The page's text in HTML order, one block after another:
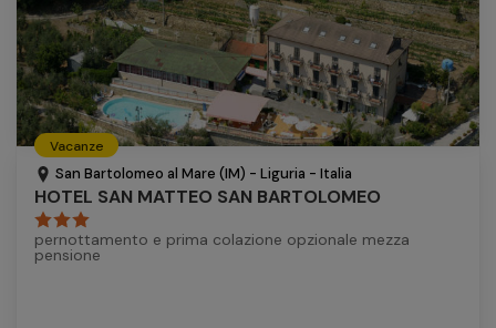
Vacanze
San Bartolomeo al Mare (IM) - Liguria - Italia
HOTEL SAN MATTEO SAN BARTOLOMEO
pernottamento e prima colazione opzionale mezza
pensione